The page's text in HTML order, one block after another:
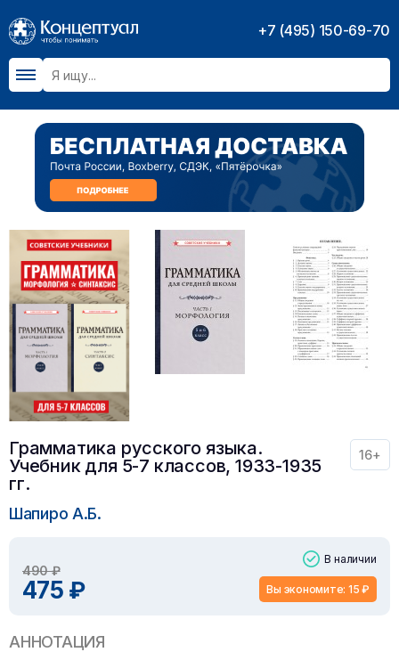
+7 (495) 150-69-70
Грамматика русского языка.
Учебник для 5-7 классов, 1933-1935
гг.
16+
Шапиро А.Б.
490 ₽
475 ₽
В наличии
Вы экономите: 15 ₽
АННОТАЦИЯ